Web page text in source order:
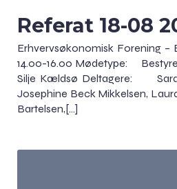
Referat 18-08
Erhvervsøkonomisk Forening –
14.00-16.00 Mødetype:
Silje Kældsø Deltagere:
Josephine Beck Mikkelsen,
Bartelsen,[…]